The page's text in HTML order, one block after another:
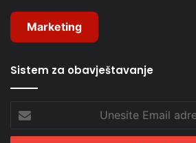
Marketing
Sistem za obavještavanje
Email
adresu